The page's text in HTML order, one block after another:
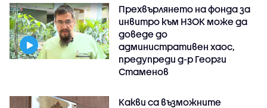
Прехвърлянето на фонда за
инвитро към НЗОК може да
доведе до
административен хаос,
предупреди д-р Георги
Стаменов
Какви са възможните